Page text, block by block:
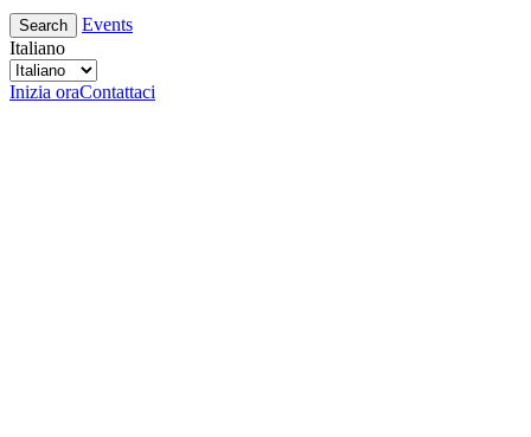
Search
Events
Italiano
Inizia oraContattaci